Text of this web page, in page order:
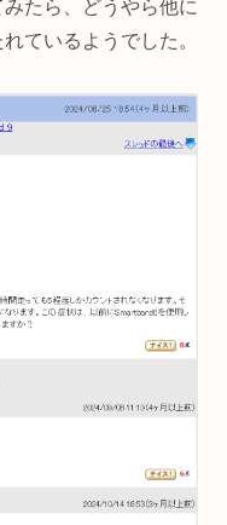
たら、どうやら他に
ているようでした。